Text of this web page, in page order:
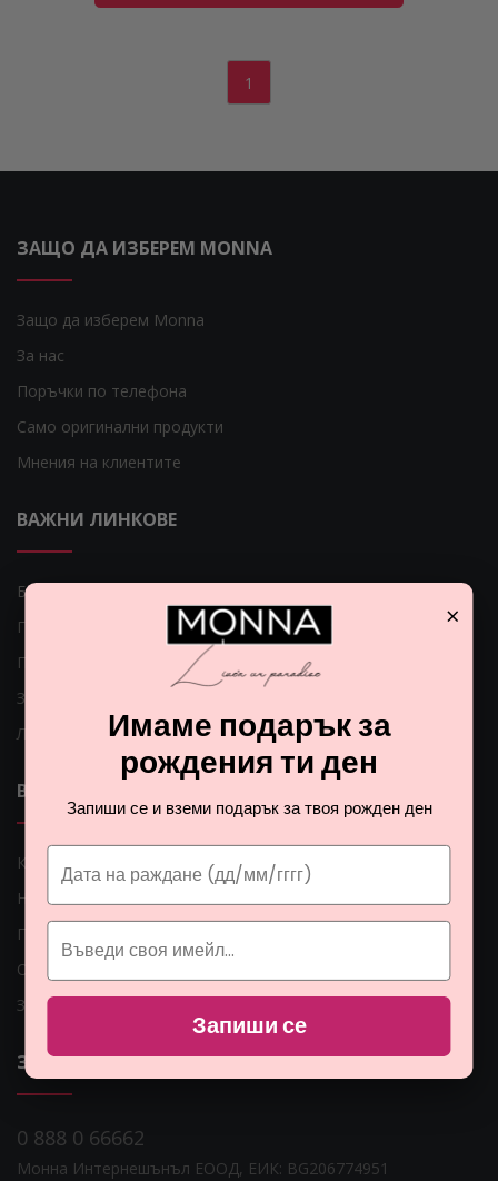
1
ЗАЩО ДА ИЗБЕРЕМ MONNA
Защо да изберем Monna
За нас
Поръчки по телефона
Само оригинални продукти
Мнения на клиентите
ВАЖНИ ЛИНКОВЕ
Блог
Гаранция за Вашите пари
Парфюмите
Защо да се регистрирам?
Лесна рекламация
ВАЖНИ ЛИНКОВЕ
Как мога да платя?
Начини на доставка
Проблеми с доставката
Общи условия
Защита на личните данни
ЗА НАС
0 888 0 66662
Монна Интернешънъл ЕООД, ЕИК: BG206774951
×
Имаме подарък за
рождения ти ден
Запиши се и вземи подарък за твоя рожден ден
Запиши се